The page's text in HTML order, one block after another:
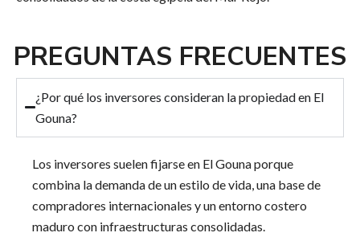
PREGUNTAS FRECUENTES
¿Por qué los inversores consideran la propiedad en El
Gouna?
Los inversores suelen fijarse en El Gouna porque
combina la demanda de un estilo de vida, una base de
compradores internacionales y un entorno costero
maduro con infraestructuras consolidadas.